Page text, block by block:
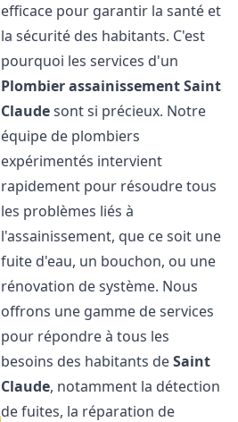
efficace pour garantir la santé et
la sécurité des habitants. C'est
pourquoi les services d'un
Plombier assainissementSaint
Claudesont si précieux. Notre
équipe de plombiers
expérimentés intervient
rapidement pour résoudre tous
les problèmes liés à
l'assainissement, que ce soit une
fuite d'eau, un bouchon, ou une
rénovation de système. Nous
offrons une gamme de services
pour répondre à tous les
besoins des habitants deSaint
Claude, notamment la détection
de fuites, la réparation de